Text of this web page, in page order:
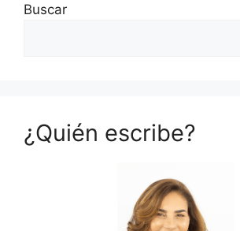
Buscar
¿Quién escribe?